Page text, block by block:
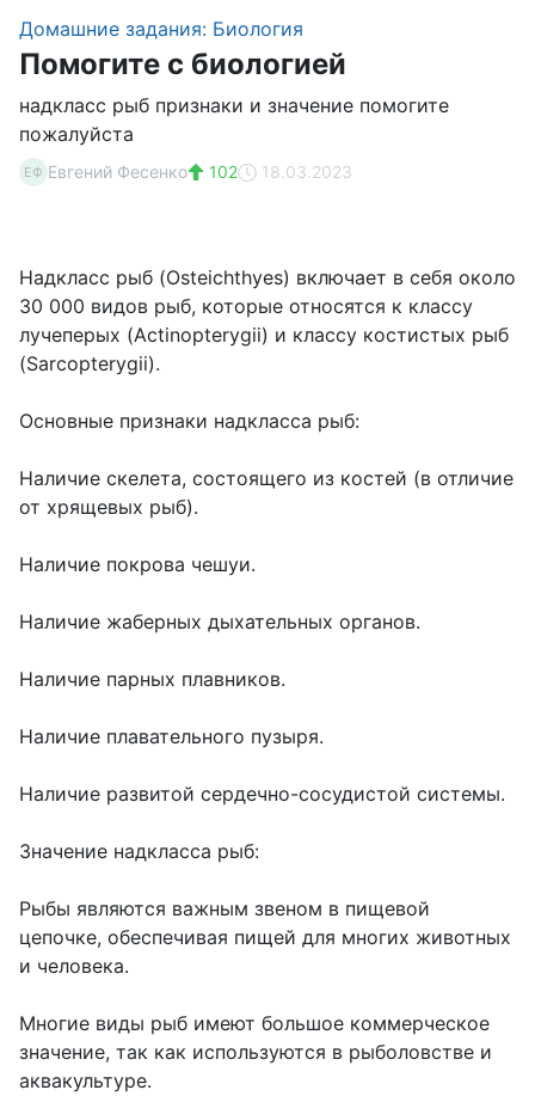
Домашние задания: Биология
Помогите с биологией
надкласс рыб признаки и значение помогите
пожалуйста
ЕФ Евгений Фесенко 102 18.03.2023
Надкласс рыб (Osteichthyes) включает в себя около
30 000 видов рыб, которые относятся к классу
лучеперых (Actinopterygii) и классу костистых рыб
(Sarcopterygii).
Основные признаки надкласса рыб:
Наличие скелета, состоящего из костей (в отличие
от хрящевых рыб).
Наличие покрова чешуи.
Наличие жаберных дыхательных органов.
Наличие парных плавников.
Наличие плавательного пузыря.
Наличие развитой сердечно-сосудистой системы.
Значение надкласса рыб:
Рыбы являются важным звеном в пищевой
цепочке, обеспечивая пищей для многих животных
и человека.
Многие виды рыб имеют большое коммерческое
значение, так как используются в рыболовстве и
аквакультуре.